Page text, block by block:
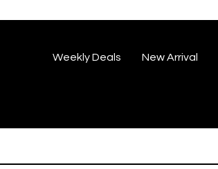
Weekly Deals New Arrival